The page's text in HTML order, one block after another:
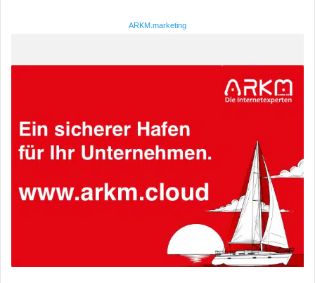
ARKM.marketing